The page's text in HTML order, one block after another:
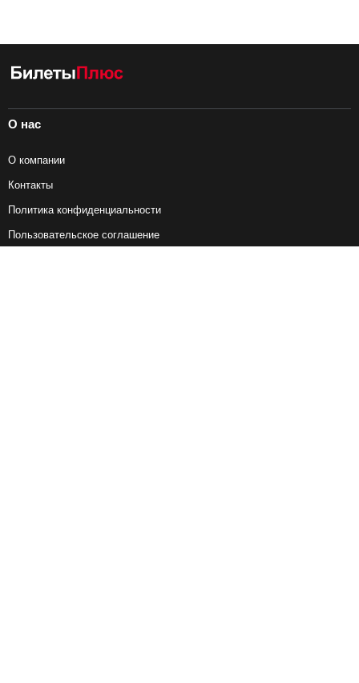
О нас
О компании
Контакты
Политика конфиденциальности
Пользовательское соглашение